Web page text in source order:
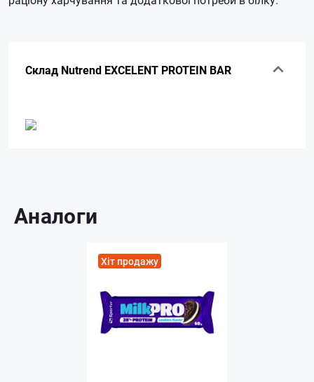
Склад Nutrend EXCELENT PROTEIN BAR
Аналоги
Хіт продажу